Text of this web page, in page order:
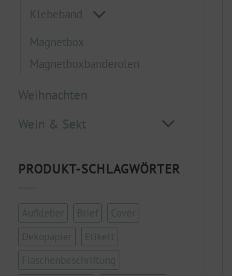
Klebeband
Magnetbox
Magnetboxbanderolen
Weihnachten
Wein & Sekt
PRODUKT-SCHLAGWÖRTER
Aufkleber Brief
Cover
Dekopapier
Etikett
Flaschenbeschriftung